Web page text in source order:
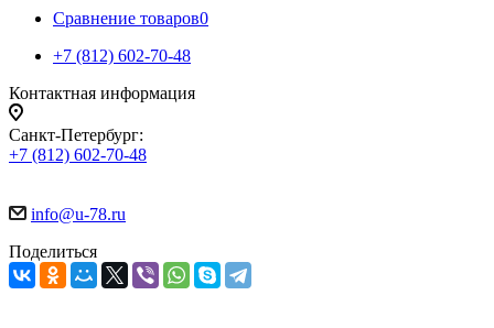
Сравнение товаров0
+7 (812) 602-70-48
Контактная информация
Санкт-Петербург:
+7 (812) 602-70-48
info@u-78.ru
Поделиться